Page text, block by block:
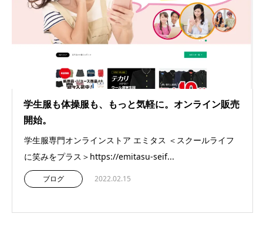
学生服も体操服も、もっと気軽に。オンライン販売
開始。
学生服専門オンラインストア エミタス ＜スクールライフ
に笑みをプラス＞https://emitasu-seif...
ブログ 2022.02.15